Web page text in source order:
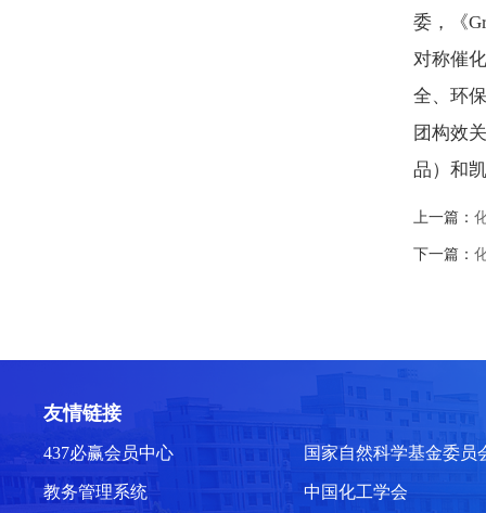
委，《
对称催
全、环
团构效
品）和
上一篇：
下一篇：
友情链接
437必赢会员中心 国家自然科学基金委员
教务管理系统 中国化工学会